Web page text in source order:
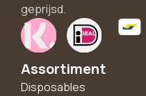
geprijsd.
Assortiment
Disposables